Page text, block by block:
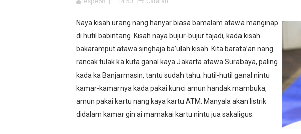
PAD Kotabaru Ternyata Cuma 10 Persen Dari
Jalan Alternatif Km 171 Satui, Perlukah Tanah
Kalau Saja Tagline Capres Indonesia 'Asli
Sunnah Nabi, Kanal di Youtube Yang Menghina
2 Lagu Paling Aneh di Dunia
Firaun, Qarun dan Namrudz; Mereka Pilihan
Naya kisah urang nang hanyar biasa bamalam atawa manginap
di hutil babintang. Kisah naya bujur-bujur tajadi, kada kisah
bakaramput atawa singhaja ba’ulah kisah. Kita barata’an nang
rancak tulak ka kuta ganal kaya Jakarta atawa Surabaya, paling
kada ka Banjarmasin, tantu sudah tahu; hutil-hutil ganal nintu
kamar-kamarnya kada pakai kunci amun handak mambuka,
amun pakai kartu nang kaya kartu ATM. Manyala akan listrik
didalam kamar gin ai mamakai kartu nintu jua sakaligus.